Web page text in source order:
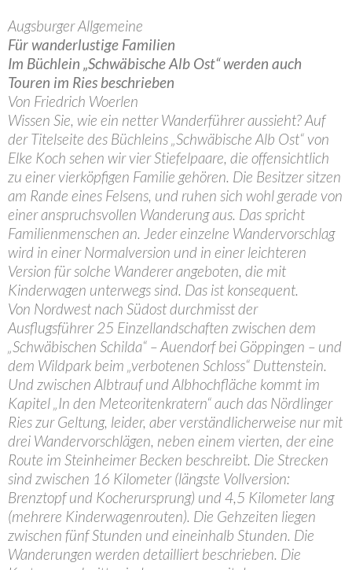
Augsburger Allgemeine
Für wanderlustige Familien
Im Büchlein „Schwäbische Alb Ost“ werden auch
Touren im Ries beschrieben
Von Friedrich Woerlen
Wissen Sie, wie ein netter Wanderführer aussieht? Auf
der Titelseite des Büchleins „Schwäbische Alb Ost“ von
Elke Koch sehen wir vier Stiefelpaare, die offensichtlich
zu einer vierköpfigen Familie gehören. Die Besitzer sitzen
am Rande eines Felsens, und ruhen sich wohl gerade von
einer anspruchsvollen Wanderung aus. Das spricht
Familienmenschen an. Jeder einzelne Wandervorschlag
wird in einer Normalversion und in einer leichteren
Version für solche Wanderer angeboten, die mit
Kinderwagen unterwegs sind. Das ist konsequent.
Von Nordwest nach Südost durchmisst der
Ausflugsführer 25 Einzellandschaften zwischen dem
„Schwäbischen Schilda“ – Auendorf bei Göppingen – und
dem Wildpark beim „verbotenen Schloss“ Duttenstein.
Und zwischen Albtrauf und Albhochfläche kommt im
Kapitel „In den Meteoritenkratern“ auch das Nördlinger
Ries zur Geltung, leider, aber verständlicherweise nur mit
drei Wandervorschlägen, neben einem vierten, der eine
Route im Steinheimer Becken beschreibt. Die Strecken
sind zwischen 16 Kilometer (längste Vollversion:
Brenztopf und Kocherursprung) und 4,5 Kilometer lang
(mehrere Kinderwagenrouten). Die Gehzeiten liegen
zwischen fünf Stunden und eineinhalb Stunden. Die
Wanderungen werden detailliert beschrieben. Die